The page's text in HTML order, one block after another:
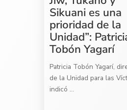
Sikuani es una
prioridad de la
Unidad”:
Tobón Yagarí
Patricia Tobón Yagarí,
de la Unidad para las
indicó ...